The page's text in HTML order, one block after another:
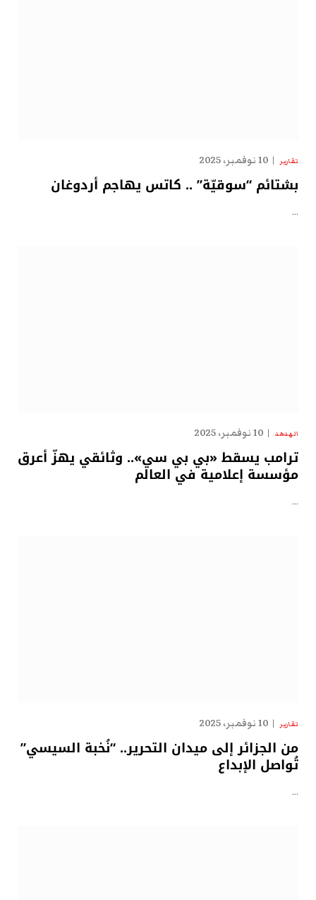
تقارير 10 نوفمبر، 2025
بشتائم “سوقيّة” .. كاتس يهاجم أردوغان
…
الهدهد 10 نوفمبر، 2025
ترامب يسقط «بي بي سي».. وثائقي يهزّ أعرق
مؤسسة إعلامية في العالم
…
تقارير 10 نوفمبر، 2025
من الجزائر إلى ميدان التحرير.. “نُخبة السيسي”
تُواصل الإبداع
…